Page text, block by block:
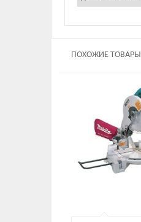
ПОХОЖИЕ ТОВАРЫ